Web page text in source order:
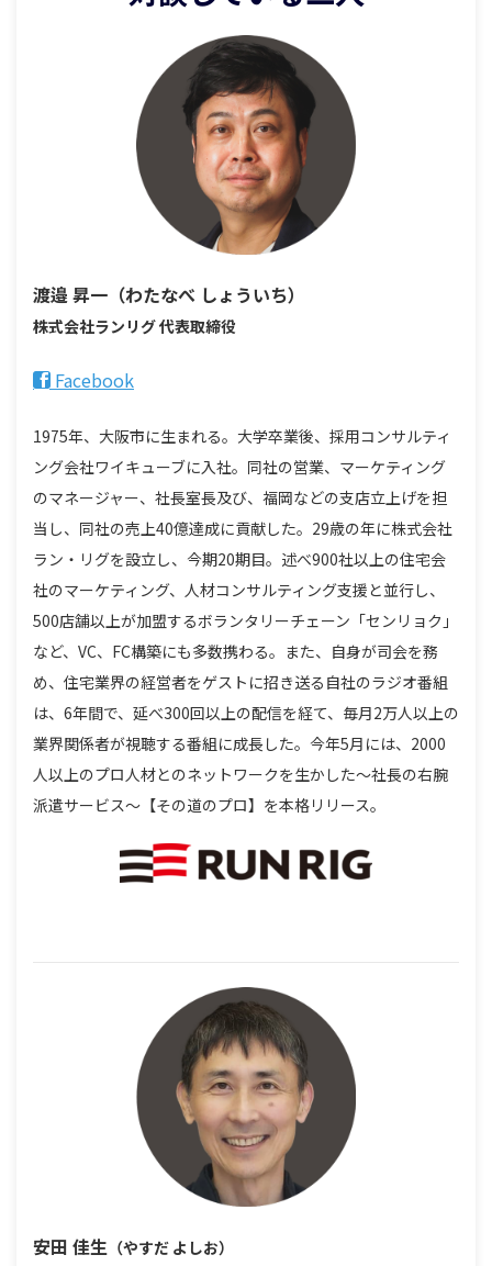
渡邉 昇一（わたなべ しょういち）
株式会社ランリグ 代表取締役
Facebook
1975年、大阪市に生まれる。大学卒業後、採用コンサルティ
ング会社ワイキューブに入社。同社の営業、マーケティング
のマネージャー、社長室長及び、福岡などの支店立上げを担
当し、同社の売上40億達成に貢献した。29歳の年に株式会社
ラン・リグを設立し、今期20期目。述べ900社以上の住宅会
社のマーケティング、人材コンサルティング支援と並行し、
500店舗以上が加盟するボランタリーチェーン「センリョク」
など、VC、FC構築にも多数携わる。また、自身が司会を務
め、住宅業界の経営者をゲストに招き送る自社のラジオ番組
は、6年間で、延べ300回以上の配信を経て、毎月2万人以上の
業界関係者が視聴する番組に成長した。今年5月には、2000
人以上のプロ人材とのネットワークを生かした～社長の右腕
派遣サービス～【その道のプロ】を本格リリース。
安田 佳生 （やすだ よしお）